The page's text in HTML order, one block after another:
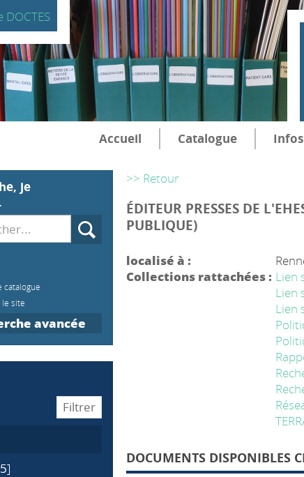
Accueil Catalogue
>> Retour
ÉDITEUR PRESSES DE
PUBLIQUE)
localisé à :
Collections rattachées : Lien
Lien
Lien
DOCUMENTS DISPONIBLES
je
Recherche
catalogue
le site
avancée